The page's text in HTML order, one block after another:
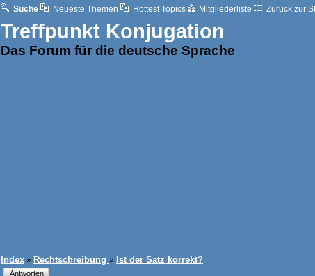
Suche Neueste Themen Hottest Topics Mitgliederliste Zurück zur
Treffpunkt Konjugation
Das Forum für die deutsche Sprache
Index » Rechtschreibung » Ist der Satz korrekt?